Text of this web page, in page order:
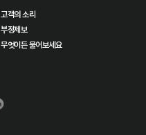
고객의 소리
부정제보
무엇이든 물어보세요